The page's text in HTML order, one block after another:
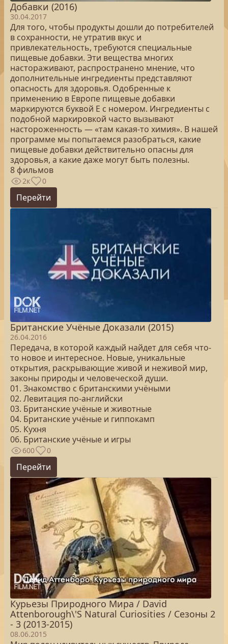
Добавки (2016)
30.04.2017
Для того, чтобы продукты дошли до потребителей
в сохранности, не утратив вкус и
привлекательность, требуются специальные
пищевые добавки. Эти вещества многих
настораживают, распространено мнение, что
дополнительные ингредиенты представляют
опасность для здоровья. Одобренные к
применению в Европе пищевые добавки
маркируются буквой Е с номером. Ингредиенты с
подобной маркировкой часто вызывают
настороженность — «там какая-то химия». В нашей
программе мы попытаемся разобраться, какие
пищевые добавки действительно опасны для
здоровья, а какие даже могут быть полезны.
8 фильмов
2к 0
Перейти
Британские Учёные Доказали (2015)
26.04.2016
Передача, в которой каждый найдет для себя что-
то новое и интересное. Новые, уникальные
открытия, раскрывающие живой и неживой мир,
законы природы и человеческой души.
01. Знакомство с британскими учёными
02. Левитация по-английски
03. Британские учёные и животные
04. Британские учёные и гиппокамп
05. Кухня
06. Британские учёные и игры
600 0
Перейти
Курьезы Природного Мира / David
Attenborough\'S Natural Curiosities / Сезоны 2
- 3 (2013-2015)
08.06.2015